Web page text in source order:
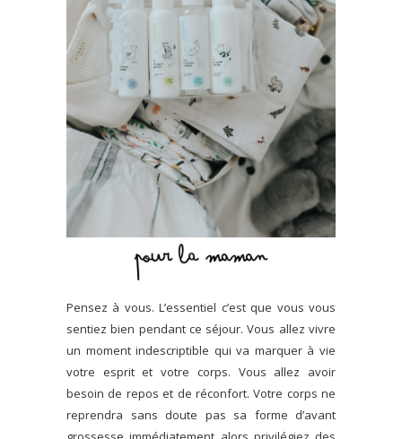
Pensez à vous. L’essentiel c’est que vous vous
sentiez bien pendant ce séjour. Vous allez vivre
un moment indescriptible qui va marquer à vie
votre esprit et votre corps. Vous allez avoir
besoin de repos et de réconfort. Votre corps ne
reprendra sans doute pas sa forme d’avant